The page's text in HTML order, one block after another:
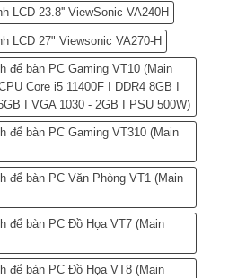
LCD 23.8'' ViewSonic VA240H
LCD 27" Viewsonic VA270-H
để bàn PC Gaming VT10 (Main
Core i5 11400F I DDR4 8GB I
I VGA 1030 - 2GB I PSU 500W)
để bàn PC Gaming VT310 (Main
để bàn PC Văn Phòng VT1 (Main
để bàn PC Đồ Họa VT7 (Main
để bàn PC Đồ Họa VT8 (Main